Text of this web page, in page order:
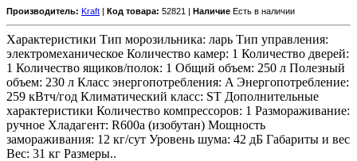
Производитель: Kraft | Код товара: 52821 | Наличие Есть в наличии
Характеристики Тип морозильника: ларь Тип управления:
электромеханическое Количество камер: 1 Количество дверей:
1 Количество ящиков/полок: 1 Общий объем: 250 л Полезный
объем: 230 л Класс энергопотребления: A Энергопотребление:
259 кВтч/год Климатический класс: ST Дополнительные
характеристики Количество компрессоров: 1 Размораживание:
ручное Хладагент: R600a (изобутан) Мощность
замораживания: 12 кг/сут Уровень шума: 42 дБ Габариты и вес
Вес: 31 кг Размеры..